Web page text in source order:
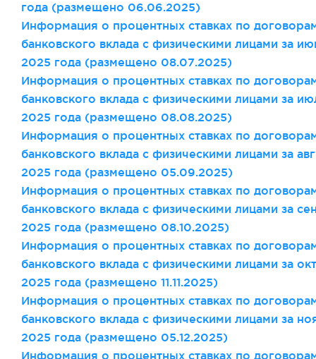
года (размещено 06.06.2025)
Информация о процентных ставках по
банковского вклада с физическими лицами за
2025 года (размещено 08.07.2025)
Информация о процентных ставках по
банковского вклада с физическими лицами за
2025 года (размещено 08.08.2025)
Информация о процентных ставках по
банковского вклада с физическими лицами за
2025 года (размещено 05.09.2025)
Информация о процентных ставках по
банковского вклада с физическими лицами за
2025 года (размещено 08.10.2025)
Информация о процентных ставках по
банковского вклада с физическими лицами за
2025 года (размещено 11.11.2025)
Информация о процентных ставках по
банковского вклада с физическими лицами за
2025 года (размещено 05.12.2025)
Информация о процентных ставках по